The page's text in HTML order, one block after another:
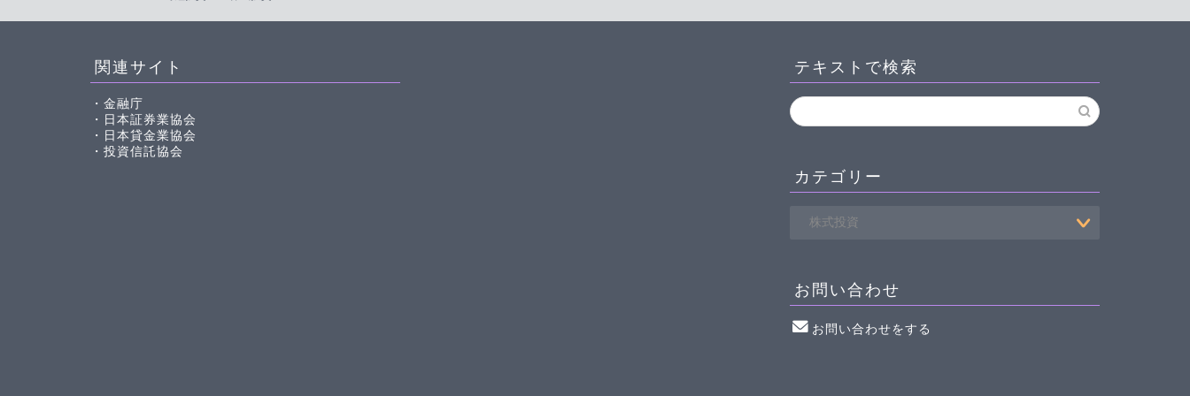
関連サイト
・金融庁
・日本証券業協会
・日本貸金業協会
・投資信託協会
テキストで検索
カテゴリー
お問い合わせ
お問い合わせをする